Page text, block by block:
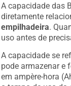
A capacidade das
diretamente
empilhadeira.
uso antes de
A capacidade se
pode armazenar e
em ampère-hora